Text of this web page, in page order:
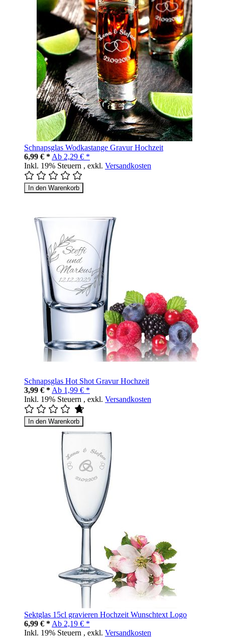
Schnapsglas Wodkastange Gravur Hochzeit
6,99 € * Ab 2,29 € *
Inkl. 19% Steuern , exkl. Versandkosten
In den Warenkorb
Schnapsglas Hot Shot Gravur Hochzeit
3,99 € * Ab 1,99 € *
Inkl. 19% Steuern , exkl. Versandkosten
In den Warenkorb
Sektglas 15cl gravieren Hochzeit Wunschtext Logo
6,99 € * Ab 2,19 € *
Inkl. 19% Steuern , exkl. Versandkosten